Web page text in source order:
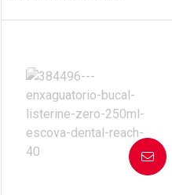
Laboratório
Por Menos
AVISE-ME